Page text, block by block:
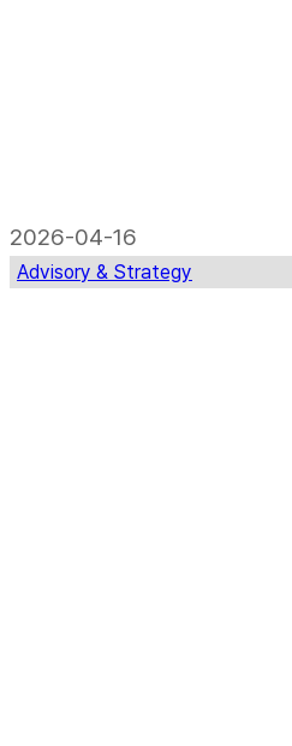
2026-04-16
Advisory & Strategy